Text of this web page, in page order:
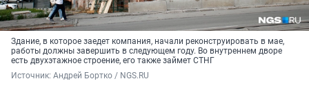
Здание, в которое заедет компания, начали реконструировать в мае,
работы должны завершить в следующем году. Во внутреннем дворе
есть двухэтажное строение, его также займет СТНГ
Источник: Андрей Бортко / NGS.RU